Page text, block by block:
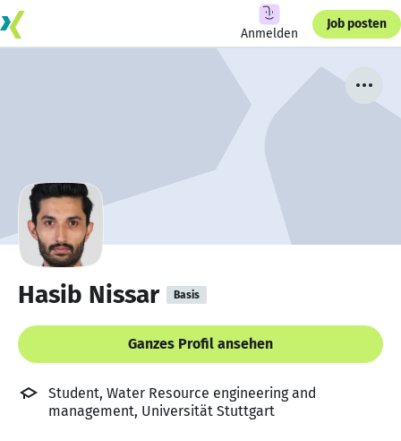
Anmelden
Job posten
Hasib Nissar Basis
Ganzes Profil ansehen
Student, Water Resource engineering and
management, Universität Stuttgart